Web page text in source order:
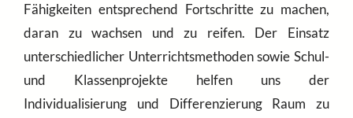
Fähigkeiten entsprechend Fortschritte zu machen,
daran zu wachsen und zu reifen. Der Einsatz
unterschiedlicher Unterrichtsmethoden sowie Schul-
und Klassenprojekte helfen uns der
Individualisierung und Differenzierung Raum zu